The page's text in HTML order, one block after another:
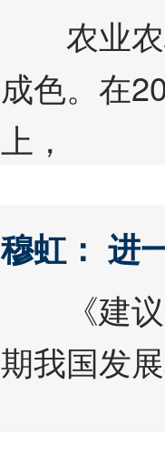
农业农
成色。在
上，
穆虹： 进
《建议
期我国发